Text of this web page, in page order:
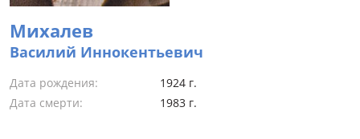
Михалев
Василий Иннокентьевич
Дата рождения:
1924 г.
Дата смерти:
1983 г.